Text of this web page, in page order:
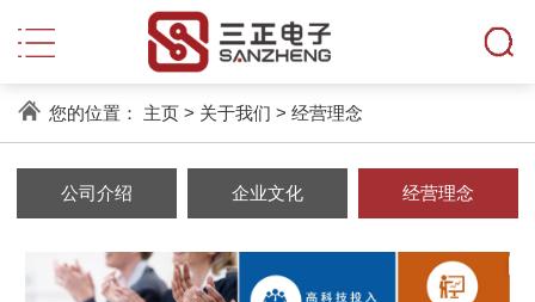
您的位置： 主页> 关于我们 > 经营理念
公司介绍 企业文化 经营理念